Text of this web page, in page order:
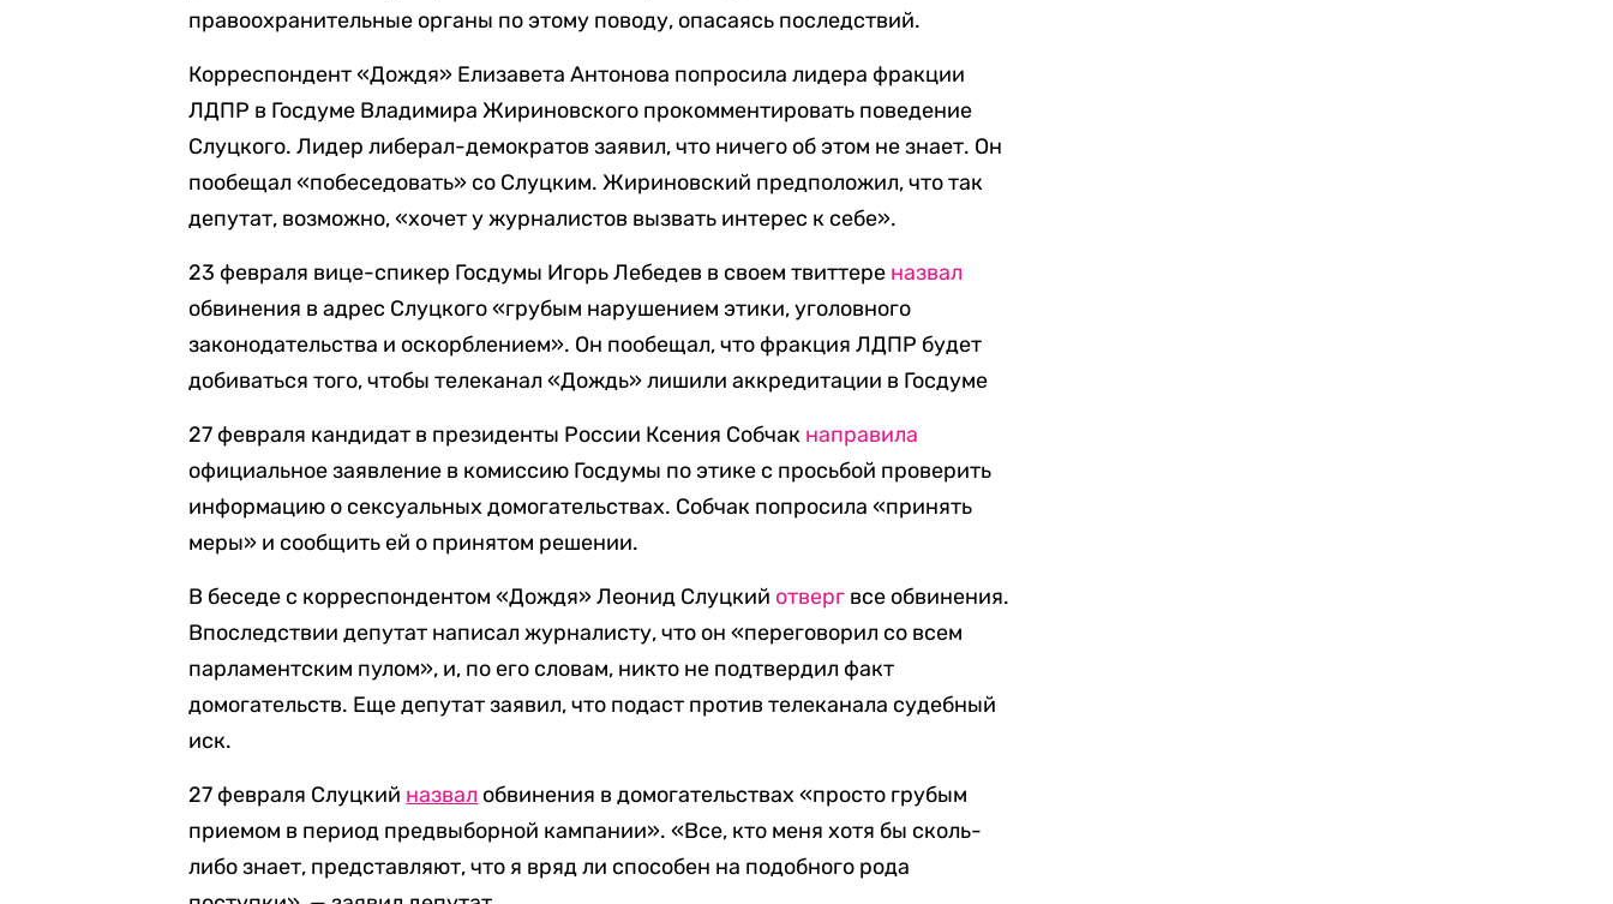
правоохранительные органы по этому поводу, опасаясь последствий.
Корреспондент «Дождя» Елизавета Антонова попросила лидера фракции
ЛДПР в Госдуме Владимира Жириновского прокомментировать поведение
Слуцкого. Лидер либерал-демократов заявил, что ничего об этом не знает. Он
пообещал «побеседовать» со Слуцким. Жириновский предположил, что так
депутат, возможно, «хочет у журналистов вызвать интерес к себе».
23 февраля вице-спикер Госдумы Игорь Лебедев в своем твиттере назвал
обвинения в адрес Слуцкого «грубым нарушением этики, уголовного
законодательства и оскорблением». Он пообещал, что фракция ЛДПР будет
добиваться того, чтобы телеканал «Дождь» лишили аккредитации в Госдуме
27 февраля кандидат в президенты России Ксения Собчак направила
официальное заявление в комиссию Госдумы по этике с просьбой проверить
информацию о сексуальных домогательствах. Собчак попросила «принять
меры» и сообщить ей о принятом решении.
В беседе с корреспондентом «Дождя» Леонид Слуцкий отверг все обвинения.
Впоследствии депутат написал журналисту, что он «переговорил со всем
парламентским пулом», и, по его словам, никто не подтвердил факт
домогательств. Еще депутат заявил, что подаст против телеканала судебный
иск.
27 февраля Слуцкий назвал обвинения в домогательствах «просто грубым
приемом в период предвыборной кампании». «Все, кто меня хотя бы сколь-
либо знает, представляют, что я вряд ли способен на подобного рода